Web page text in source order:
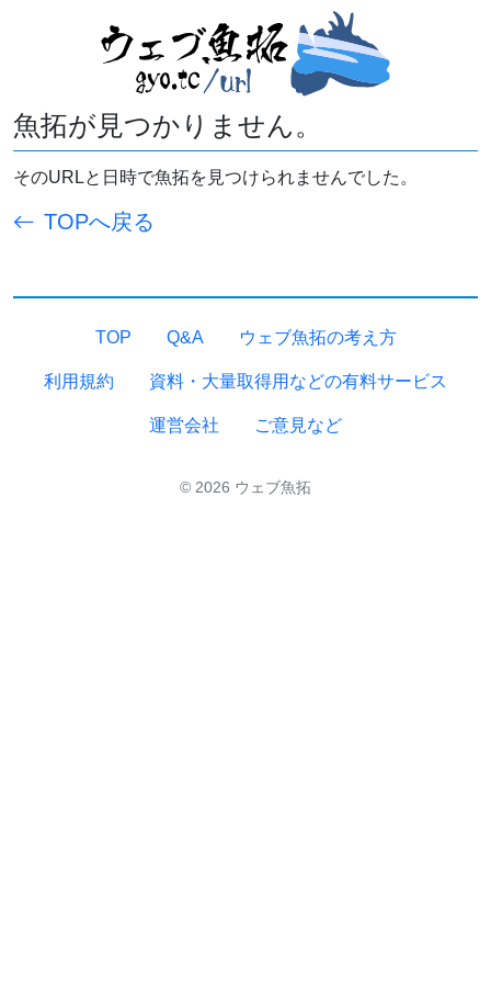
魚拓が見つかりません。
そのURLと日時で魚拓を見つけられませんでした。
TOPへ戻る
TOP Q&A ウェブ魚拓の考え方
利用規約 資料・大量取得用などの有料サービス
運営会社 ご意見など
© 2026 ウェブ魚拓